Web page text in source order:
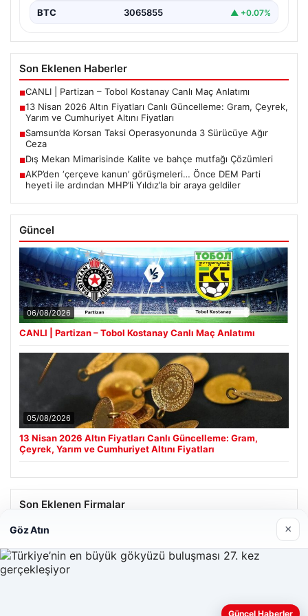
BTC 3065855 ▲ +0.07%
Son Eklenen Haberler
■CANLI | Partizan – Tobol Kostanay Canlı Maç Anlatımı
■13 Nisan 2026 Altın Fiyatları Canlı Güncelleme: Gram, Çeyrek,
Yarım ve Cumhuriyet Altını Fiyatları
■Samsun’da Korsan Taksi Operasyonunda 3 Sürücüye Ağır
Ceza
■Dış Mekan Mimarisinde Kalite ve bahçe mutfağı Çözümleri
■AKP’den ‘çerçeve kanun’ görüşmeleri… Önce DEM Parti
heyeti ile ardından MHP’li Yıldız’la bir araya geldiler
Güncel
06/08/2026
CANLI | Partizan – Tobol Kostanay Canlı Maç Anlatımı
05/08/2026
13 Nisan 2026 Altın Fiyatları Canlı Güncelleme: Gram,
Çeyrek, Yarım ve Cumhuriyet Altını Fiyatları
Son Eklenen Firmalar
Hastaş Beton
26/05/2026
Göz Atın ×
Güncel Haberler